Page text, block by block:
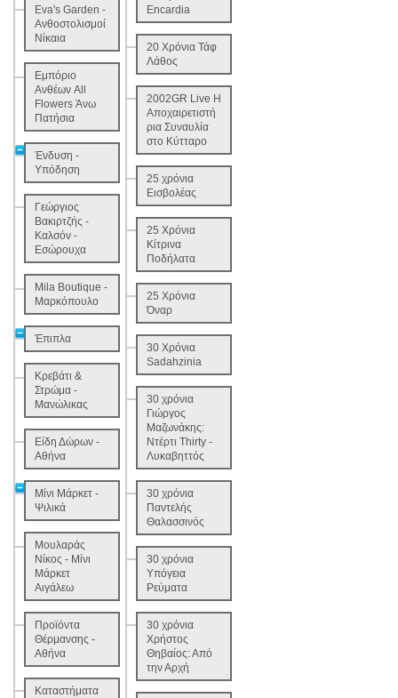
Eva's Garden -
Ανθοστολισμοί
Νίκαια
Εμπόριο
Ανθέων All
Flowers Άνω
Πατήσια
Ένδυση -
Υπόδηση
Γεώργιος
Βακιρτζής -
Καλσόν -
Εσώρουχα
Mila Boutique -
Μαρκόπουλο
Έπιπλα
Κρεβάτι &
Στρώμα -
Μανώλικας
Είδη Δώρων -
Αθήνα
Μίνι Μάρκετ -
Ψιλικά
Μουλαράς
Νίκος - Μίνι
Μάρκετ
Αιγάλεω
Προϊόντα
Θέρμανσης -
Αθήνα
Καταστήματα
Encardia
20 Χρόνια Τάφ
Λάθος
2002GR Live Η
Αποχαιρετιστή
ρια Συναυλία
στο Κύτταρο
25 χρόνια
Εισβολέας
25 Χρόνια
Κίτρινα
Ποδήλατα
25 Χρόνια
Όναρ
30 Χρόνια
Sadahzinia
30 χρόνια
Γιώργος
Μαζωνάκης:
Ντέρτι Thirty -
Λυκαβηττός
30 χρόνια
Παντελής
Θαλασσινός
30 χρόνια
Υπόγεια
Ρεύματα
30 χρόνια
Χρήστος
Θηβαίος: Από
την Αρχή